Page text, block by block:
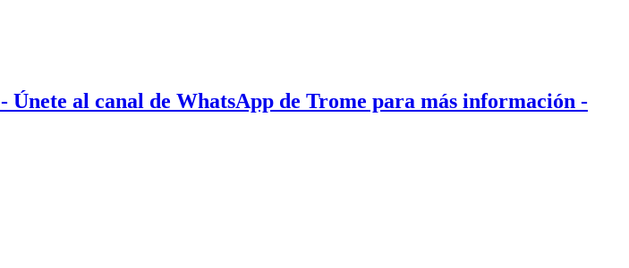
- Únete al canal de WhatsApp de Trome para más información -